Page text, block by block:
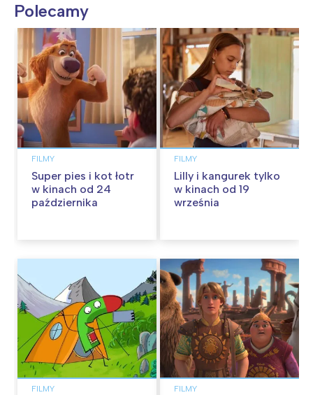
Polecamy
FILMY
Super pies i kot łotr
w kinach od 24
października
FILMY
Lilly i kangurek tylko
w kinach od 19
września
FILMY FILMY